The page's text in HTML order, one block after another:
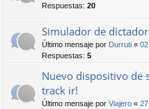
Respuestas: 20
Simulador de dictador
Último mensaje por Durruti «
Respuestas: 5
Nuevo dispositivo de
track ir!
Último mensaje por Viajero «